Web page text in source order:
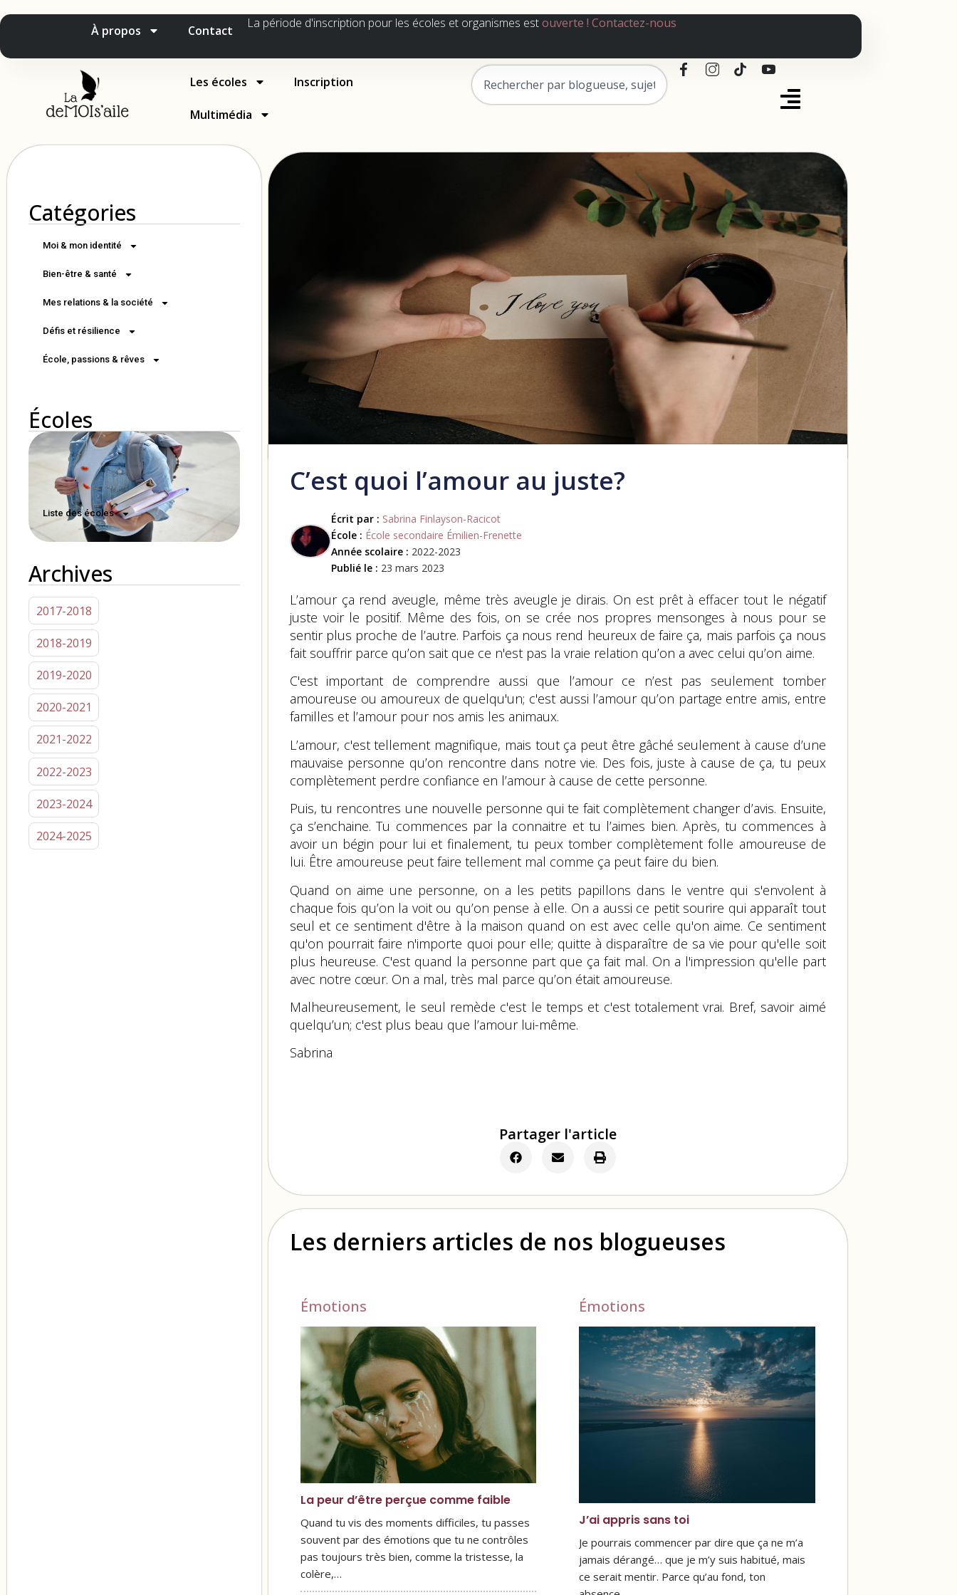
À propos Contact La période d'inscription pour les écoles et organismes estouverte ! Contactez-nous
Les écoles Inscription
Multimédia
Catégories
Moi & mon identité
Bien-être & santé
Mes relations & la société
Défis et résilience
École, passions & rêves
Écoles
Liste des écoles
Archives
2017-2018
2018-2019
2019-2020
2020-2021
2021-2022
2022-2023
2023-2024
2024-2025
C’est quoi l’amour au juste?
Écrit par : Sabrina Finlayson-Racicot
École : École secondaire Émilien-Frenette
Année scolaire : 2022-2023
Publié le : 23 mars 2023
L’amour ça rend aveugle, même très aveugle je dirais. On est prêt à effacer tout le négatif
juste voir le positif. Même des fois, on se crée nos propres mensonges à nous pour se
sentir plus proche de l’autre. Parfois ça nous rend heureux de faire ça, mais parfois ça nous
fait souffrir parce qu’on sait que ce n'est pas la vraie relation qu’on a avec celui qu’on aime.
C'est important de comprendre aussi que l’amour ce n’est pas seulement tomber
amoureuse ou amoureux de quelqu'un; c'est aussi l’amour qu’on partage entre amis, entre
familles et l’amour pour nos amis les animaux.
L’amour, c'est tellement magnifique, mais tout ça peut être gâché seulement à cause d’une
mauvaise personne qu’on rencontre dans notre vie. Des fois, juste à cause de ça, tu peux
complètement perdre confiance en l’amour à cause de cette personne.
Puis, tu rencontres une nouvelle personne qui te fait complètement changer d’avis. Ensuite,
ça s’enchaine. Tu commences par la connaitre et tu l’aimes bien. Après, tu commences à
avoir un bégin pour lui et finalement, tu peux tomber complètement folle amoureuse de
lui. Être amoureuse peut faire tellement mal comme ça peut faire du bien.
Quand on aime une personne, on a les petits papillons dans le ventre qui s'envolent à
chaque fois qu’on la voit ou qu’on pense à elle. On a aussi ce petit sourire qui apparaît tout
seul et ce sentiment d'être à la maison quand on est avec celle qu'on aime. Ce sentiment
qu'on pourrait faire n'importe quoi pour elle; quitte à disparaître de sa vie pour qu'elle soit
plus heureuse. C'est quand la personne part que ça fait mal. On a l'impression qu'elle part
avec notre cœur. On a mal, très mal parce qu’on était amoureuse.
Malheureusement, le seul remède c'est le temps et c'est totalement vrai. Bref, savoir aimé
quelqu’un; c'est plus beau que l’amour lui-même.
Sabrina
Partager l'article
Les derniers articles de nos blogueuses
Émotions
La peur d’être perçue comme faible
Quand tu vis des moments difficiles, tu passes
souvent par des émotions que tu ne contrôles
pas toujours très bien, comme la tristesse, la
colère,…
Émotions
J’ai appris sans toi
Je pourrais commencer par dire que ça ne m’a
jamais dérangé… que je m’y suis habitué, mais
ce serait mentir. Parce qu’au fond, ton